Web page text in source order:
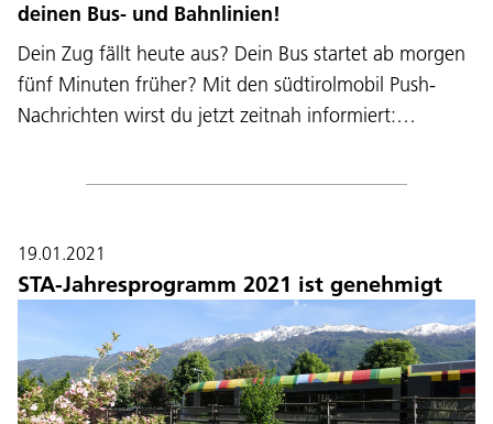
deinen Bus- und Bahnlinien!
Dein Zug fällt heute aus? Dein Bus startet ab morgen
fünf Minuten früher? Mit den südtirolmobil Push-
Nachrichten wirst du jetzt zeitnah informiert:…
19.01.2021
STA-Jahresprogramm 2021 ist genehmigt